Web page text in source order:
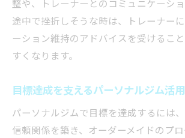
途中で挫折しそうな時は、トレーナー
ーション維持のアドバイスを受けるこ
すくなります。
目標達成を支えるパーソナルジム活
パーソナルジムで目標を達成するには
信頼関係を築き、オーダーメイドのプ